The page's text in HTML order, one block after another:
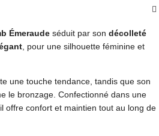
Émeraude séduit par son décolleté
, pour une silhouette féminine et
une touche tendance, tandis que son
le bronzage. Confectionné dans une
offre confort et maintien tout au long de